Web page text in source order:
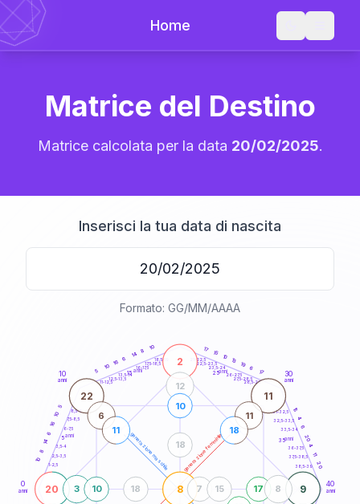
Home
Matrice del Destino
Matrice calcolata per la data 20/02/2025.
Inserisci la tua data di nascita
Formato: GG/MM/AAAA
generazione maschile generazione femminile
0
anni
10
anni
30
anni
40
anni
1-2,5
2,5-3,5
3,5-4
6-7,5
7,5-8,5
8,5-9
11-12,5
12,5-13,5
13,5-14
16-17,5
17,5-18,5
18,5-19
21-22,5
22,5-23,5
23,5-24
26-27,5
27,5-28,5
28,5-29
31-32,5
32,5-33,5
33,5-34
36-37,5
37,5-38,5
38,5-39
10
8
14
6
16
10
5
5
10
16
6
14
8
10 17
15
10
13
19 6
17
15
4
6
20
4
11
20
20
2
9
8
22 11
17
3
12
8
10
10
7 15
18
18
6
11
11
18
5anni
15 anni 25anni
35anni